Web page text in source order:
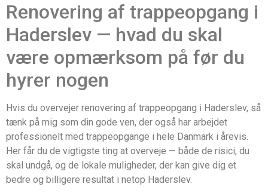
Renovering af trappeopgang i
Haderslev — hvad du skal
være opmærksom på før du
hyrer nogen
Hvis du overvejer renovering af trappeopgang i Haderslev, så
tænk på mig som din gode ven, der også har arbejdet
professionelt med trappeopgange i hele Danmark i årevis.
Her får du de vigtigste ting at overveje — både de risici, du
skal undgå, og de lokale muligheder, der kan give dig et
bedre og billigere resultat i netop Haderslev.